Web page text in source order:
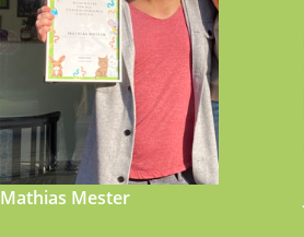
Mathias Mester